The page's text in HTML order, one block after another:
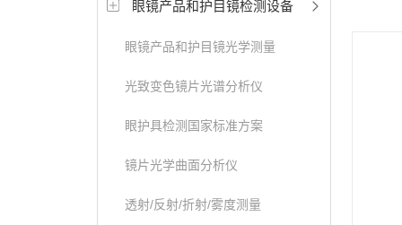
测试仪，人工晶状体疲劳试验仪等
眼镜产品和护目镜检测设备
眼镜产品和护目镜光学测量
光致变色镜片光谱分析仪
眼护具检测国家标准方案
镜片光学曲面分析仪
透射/反射/折射/雾度测量